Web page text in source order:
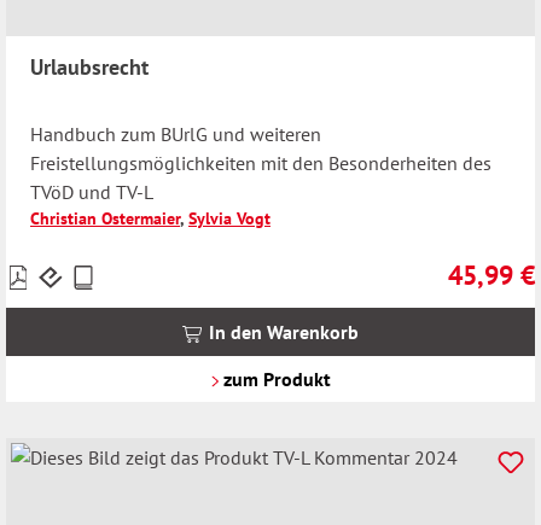
Urlaubsrecht
Handbuch zum BUrlG und weiteren
Freistellungsmöglichkeiten mit den Besonderheiten des
TVöD und TV-L
Christian Ostermaier, Sylvia Vogt
45,99 €
Preise
inkl.
In den Warenkorb
zum Produkt